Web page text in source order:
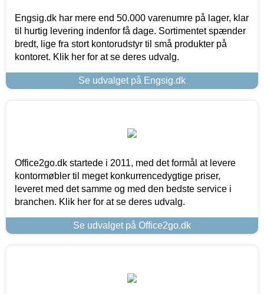
Engsig.dk har mere end 50.000 varenumre på lager, klar
til hurtig levering indenfor få dage. Sortimentet spænder
bredt, lige fra stort kontorudstyr til små produkter på
kontoret. Klik her for at se deres udvalg.
Se udvalget på Engsig.dk
Office2go.dk startede i 2011, med det formål at levere
kontormøbler til meget konkurrencedygtige priser,
leveret med det samme og med den bedste service i
branchen. Klik her for at se deres udvalg.
Se udvalget på Office2go.dk